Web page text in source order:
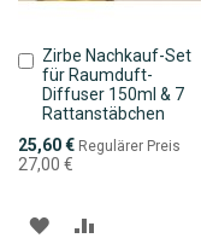
Zirbe Nachkauf-Set
für Raumduft-
Diffuser 150ml & 7
Rattanstäbchen
Sonderpreis
25,60 € Regulärer Preis
27,00 €
In
den
Warenkorb
ZUR